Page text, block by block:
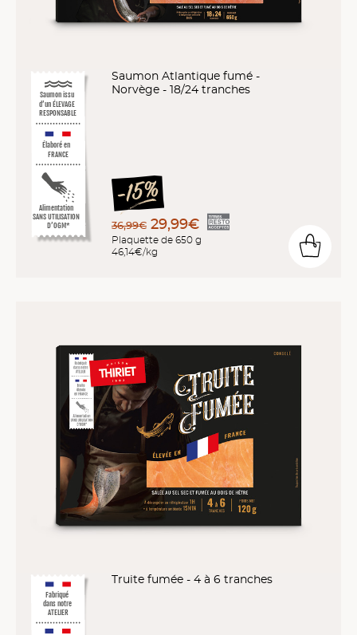
Élaboré en
FRANCE
Alimentation
SANS UTILISATION
D’OGM*
Saumon issu
d’un ÉLEVAGE
RESPONSABLE
Saumon Atlantique fumé -
Norvège - 18/24 tranches
36,99€ 29,99€
Plaquette de 650 g
46,14€/kg
Fabriqué
dans notre
ATELIER
Truite fumée - 4 à 6 tranches